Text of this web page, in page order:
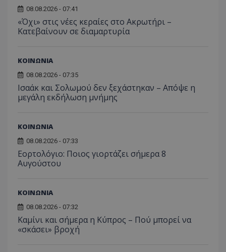
08.08.2026 - 07:41
«Όχι» στις νέες κεραίες στο Ακρωτήρι –
Κατεβαίνουν σε διαμαρτυρία
ΚΟΙΝΩΝΙΑ
08.08.2026 - 07:35
Ισαάκ και Σολωμού δεν ξεχάστηκαν – Απόψε η
μεγάλη εκδήλωση μνήμης
ΚΟΙΝΩΝΙΑ
08.08.2026 - 07:33
Εορτολόγιο: Ποιος γιορτάζει σήμερα 8
Αυγούστου
ΚΟΙΝΩΝΙΑ
08.08.2026 - 07:32
Καμίνι και σήμερα η Κύπρος – Πού μπορεί να
«σκάσει» βροχή